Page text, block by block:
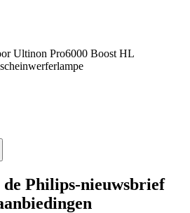
Ultinon Pro6000 Boost HL
Philips-nieuwsbrief